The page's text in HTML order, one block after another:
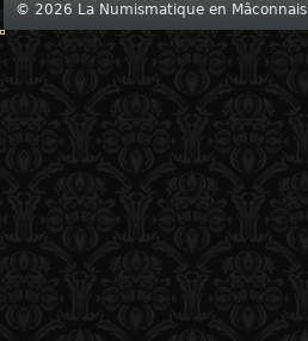
© 2026 La Numismatique en Mâconnais